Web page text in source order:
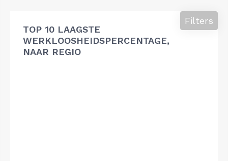
TOP 10 LAAGSTE
WERKLOOSHEIDSPERCENTAGE,
NAAR REGIO
Filters